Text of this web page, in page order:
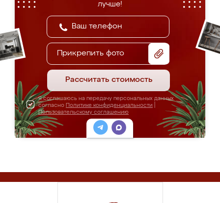
лучше!
Прикрепить фото
Рассчитать стоимость
Я соглашаюсь на передачу персональных данных
согласно Политике конфиденциальности
Пользовательскому соглашению